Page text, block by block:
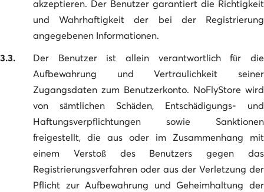
akzeptieren. Der Benutzer garantiert die Richtigkeit
und Wahrhaftigkeit der bei der Registrierung
angegebenen Informationen.
3.3.
Der Benutzer ist allein verantwortlich für die
Aufbewahrung und Vertraulichkeit seiner
Zugangsdaten zum Benutzerkonto. NoFlyStore wird
von sämtlichen Schäden, Entschädigungs- und
Haftungsverpflichtungen sowie Sanktionen
freigestellt, die aus oder im Zusammenhang mit
einem Verstoß des Benutzers gegen das
Registrierungsverfahren oder aus der Verletzung der
Pflicht zur Aufbewahrung und Geheimhaltung der